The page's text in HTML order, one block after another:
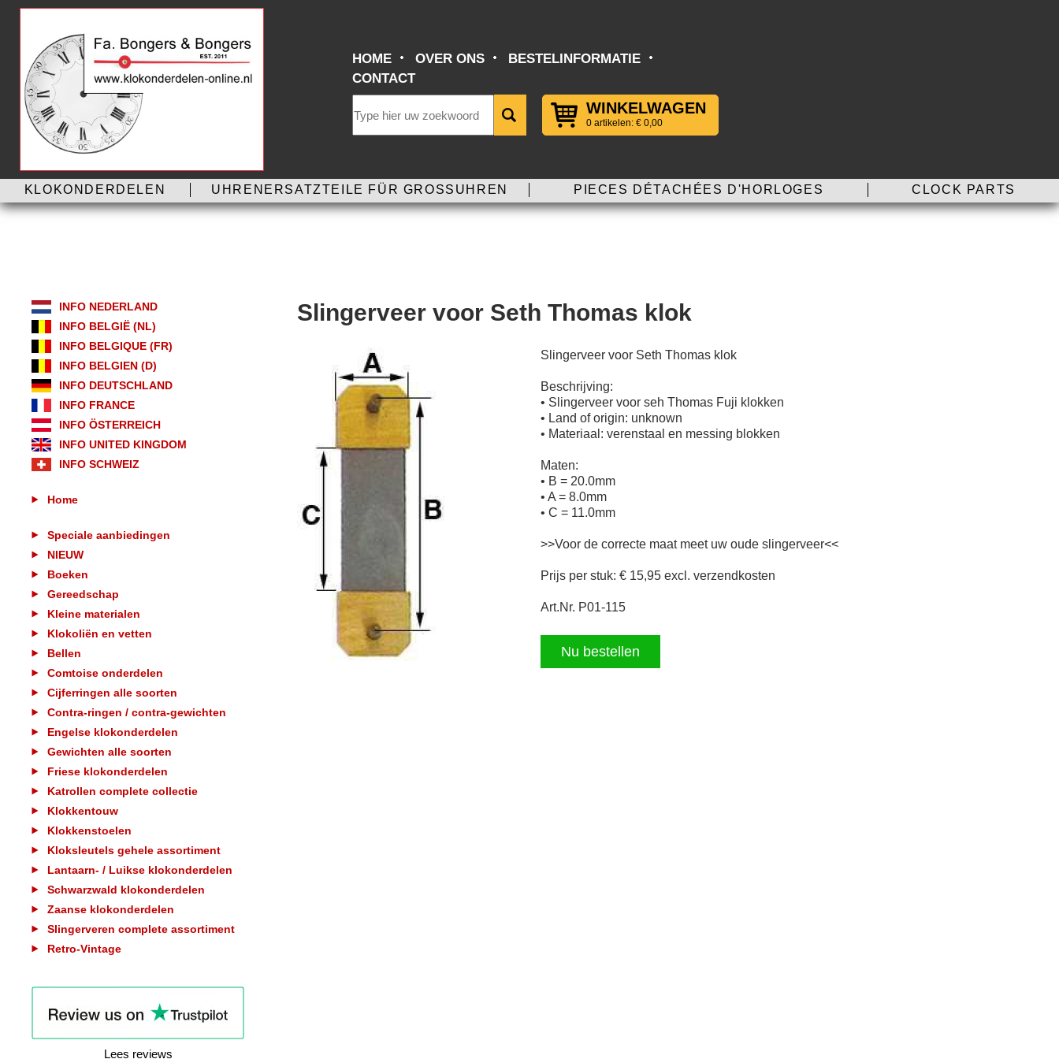
HOME OVER ONS
BESTELINFORMATIE
CONTACT
WINKELWAGEN
0 artikelen: € 0,00
KLOKONDERDELEN UHRENERSATZTEILE FÜR GROSSUHREN PIECES DÉTACHÉES D'HORLOGES CLOCK PARTS
INFO NEDERLAND
INFO BELGIË (NL)
INFO BELGIQUE (FR)
INFO BELGIEN (D)
INFO DEUTSCHLAND
INFO FRANCE
INFO ÖSTERREICH
INFO UNITED KINGDOM
INFO SCHWEIZ
Home
Speciale aanbiedingen
NIEUW
Boeken
Gereedschap
Kleine materialen
Klokoliën en vetten
Bellen
Comtoise onderdelen
Cijferringen alle soorten
Contra-ringen / contra-gewichten
Engelse klokonderdelen
Gewichten alle soorten
Friese klokonderdelen
Katrollen complete collectie
Klokkentouw
Klokkenstoelen
Kloksleutels gehele assortiment
Lantaarn- / Luikse klokonderdelen
Schwarzwald klokonderdelen
Zaanse klokonderdelen
Slingerveren complete assortiment
Retro-Vintage
Lees reviews
Slingerveer voor Seth Thomas klok
Slingerveer voor Seth Thomas klok
Beschrijving:
• Slingerveer voor seh Thomas Fuji klokken
• Land of origin: unknown
• Materiaal: verenstaal en messing blokken
Maten:
• B = 20.0mm
• A = 8.0mm
• C = 11.0mm
>>Voor de correcte maat meet uw oude slingerveer<<
Prijs per stuk: € 15,95 excl. verzendkosten
Art.Nr. P01-115
Nu bestellen